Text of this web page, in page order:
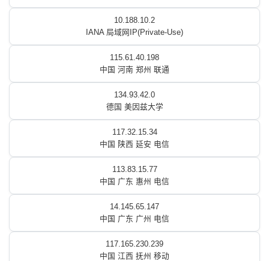
10.188.10.2
IANA 局域网IP(Private-Use)
115.61.40.198
中国 河南 郑州 联通
134.93.42.0
德国 美因兹大学
117.32.15.34
中国 陕西 延安 电信
113.83.15.77
中国 广东 惠州 电信
14.145.65.147
中国 广东 广州 电信
117.165.230.239
中国 江西 抚州 移动